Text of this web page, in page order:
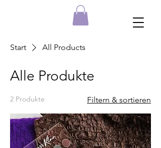
Start All Products
Alle Produkte
2 Produkte Filtern & sortieren